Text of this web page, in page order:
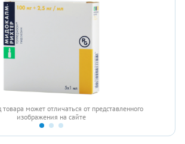
может отличаться от представленного
изображения на сайте